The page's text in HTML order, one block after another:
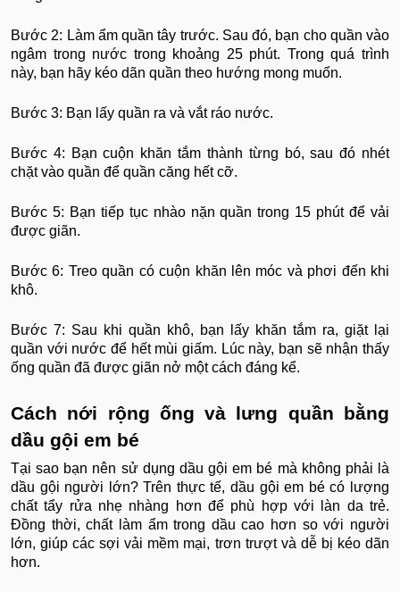
Bước 2: Làm ẩm quần tây trước. Sau đó, bạn cho quần vào
ngâm trong nước trong khoảng 25 phút. Trong quá trình
này, bạn hãy kéo dãn quần theo hướng mong muốn.
Bước 3: Bạn lấy quần ra và vắt ráo nước.
Bước 4: Bạn cuộn khăn tắm thành từng bó, sau đó nhét
chặt vào quần để quần căng hết cỡ.
Bước 5: Bạn tiếp tục nhào nặn quần trong 15 phút để vải
được giãn.
Bước 6: Treo quần có cuộn khăn lên móc và phơi đến khi
khô.
Bước 7: Sau khi quần khô, bạn lấy khăn tắm ra, giặt lại
quần với nước để hết mùi giấm. Lúc này, bạn sẽ nhận thấy
ống quần đã được giãn nở một cách đáng kể.
Cách nới rộng ống và lưng quần bằng
dầu gội em bé
Tại sao bạn nên sử dụng dầu gội em bé mà không phải là
dầu gội người lớn? Trên thực tế, dầu gội em bé có lượng
chất tẩy rửa nhẹ nhàng hơn để phù hợp với làn da trẻ.
Đồng thời, chất làm ẩm trong dầu cao hơn so với người
lớn, giúp các sợi vải mềm mại, trơn trượt và dễ bị kéo dãn
hơn.